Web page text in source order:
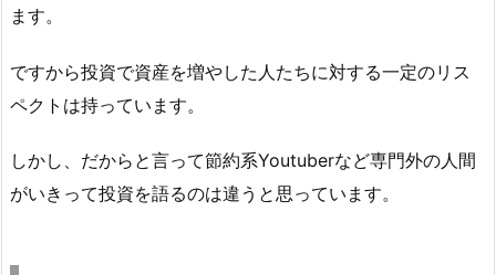
ます。
ですから投資で資産を増やした人たちに対する一定のリス
ペクトは持っています。
しかし、だからと言って節約系Youtuberなど専門外の人間
がいきって投資を語るのは違うと思っています。